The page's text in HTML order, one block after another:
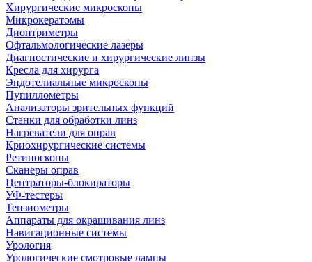
Хирургические микроскопы
Микрокератомы
Диоптриметры
Офтальмологические лазеры
Диагностические и хирургические линзы
Кресла для хирурга
Эндотелиальные микроскопы
Пупиллометры
Анализаторы зрительных функций
Станки для обработки линз
Нагреватели для оправ
Криохирургические системы
Ретиноскопы
Сканеры оправ
Центраторы-блокираторы
УФ-тестеры
Тензиометры
Аппараты для окрашивания линз
Навигационные системы
Урология
Урологические смотровые лампы